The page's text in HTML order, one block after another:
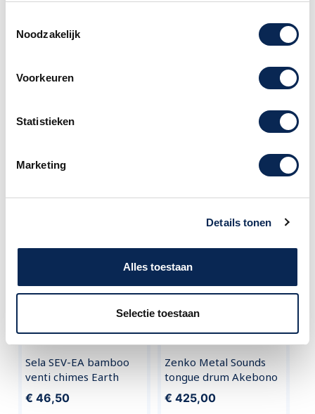
Noodzakelijk
Voorkeuren
Statistieken
Marketing
Details tonen
Alles toestaan
Selectie toestaan
Advies nodig of heb je een vraag?
medewerkers staan u graag te woord.
call 020 - 626 56 11
Sela SEV-EA bamboo
venti chimes Earth
€ 46,50
Zenko Metal Sounds
tongue drum Akebono
€ 425,00